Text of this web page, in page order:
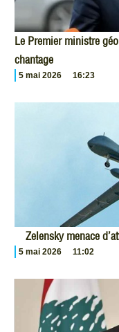
Le Premier ministre
chantage
5 mai 2026 16:23
Zelensky menace
5 mai 2026 11:02